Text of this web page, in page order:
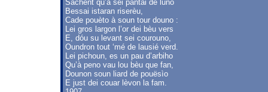
Sachènt qu’à sei pantai de luno
Bessai istaran riserèu,
Cade pouèto à soun tour douno :
Lei gros largon l’or dei bèu vers
E, dóu su levant sei courouno,
Oundron tout ‘mé de lausié verd.
Lei pichoun, es un pau d’arbiho
Qu’à peno vau lou bèu que fan,
Dounon soun liard de pouësìo
E just dei couar lèvon la fam.